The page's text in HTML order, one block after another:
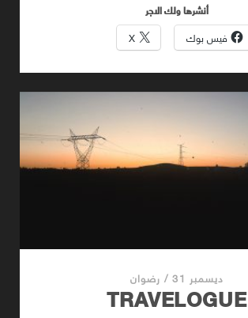
أنشرها ولك الاجر
فيس بوك X
ديسمبر 31 / رضوان
TRAVELOGUE